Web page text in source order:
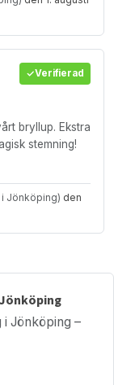
Verifierad
bryllup. Ekstra
stemning!
Jönköping) den
Jönköping –